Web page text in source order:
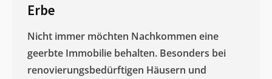
Erbe
Nicht immer möchten Nachkommen eine
geerbte Immobilie behalten. Besonders bei
renovierungsbedürftigen Häusern und